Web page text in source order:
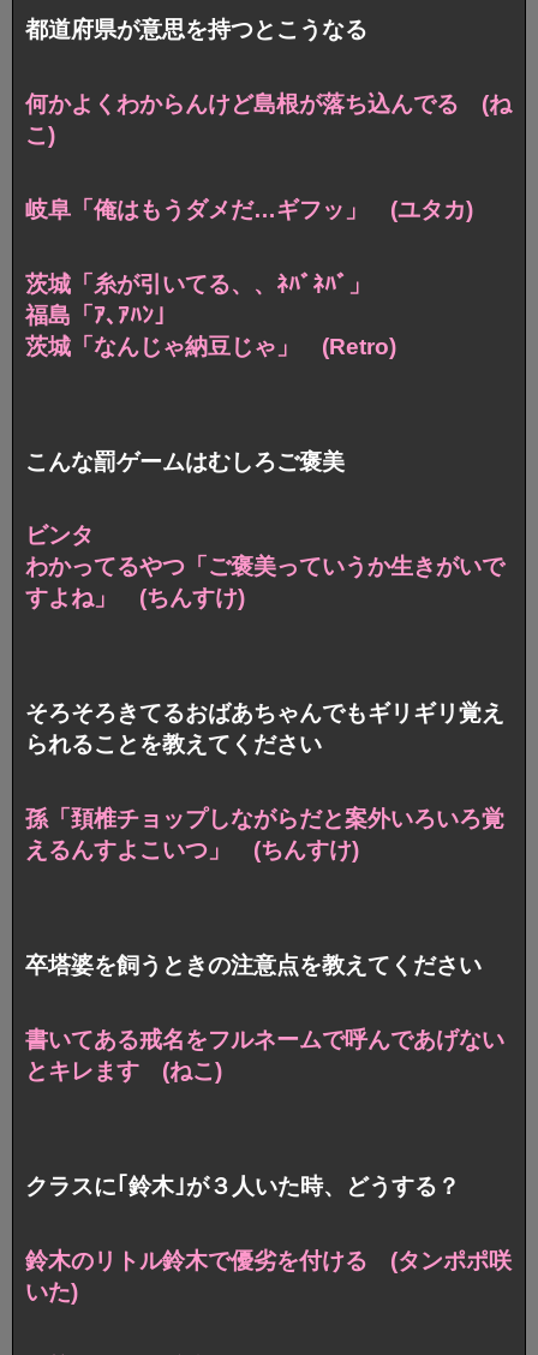
都道府県が意思を持つとこうなる
何かよくわからんけど島根が落ち込んでる (ね
こ)
岐阜「俺はもうダメだ…ギフッ」 (ユタカ)
茨城「糸が引いてる、、ﾈﾊﾞﾈﾊﾞ」
福島「ｱ､ｱﾊﾝ｣
茨城「なんじゃ納豆じゃ」 (Retro)
こんな罰ゲームはむしろご褒美
ビンタ
わかってるやつ「ご褒美っていうか生きがいで
すよね」 (ちんすけ)
そろそろきてるおばあちゃんでもギリギリ覚え
られることを教えてください
孫「頚椎チョップしながらだと案外いろいろ覚
えるんすよこいつ」 (ちんすけ)
卒塔婆を飼うときの注意点を教えてください
書いてある戒名をフルネームで呼んであげない
とキレます (ねこ)
クラスに｢鈴木｣が３人いた時、どうする？
鈴木のリトル鈴木で優劣を付ける (タンポポ咲
いた)